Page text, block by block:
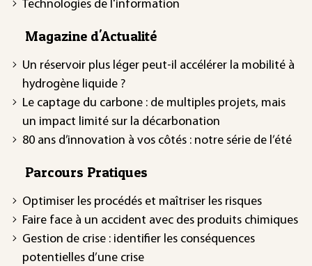
Technologies de l'information
Magazine d'Actualité
Un réservoir plus léger peut-il accélérer la mobilité à
hydrogène liquide ?
Le captage du carbone : de multiples projets, mais
un impact limité sur la décarbonation
80 ans d’innovation à vos côtés : notre série de l’été
Parcours Pratiques
Optimiser les procédés et maîtriser les risques
Faire face à un accident avec des produits chimiques
Gestion de crise : identifier les conséquences
potentielles d’une crise